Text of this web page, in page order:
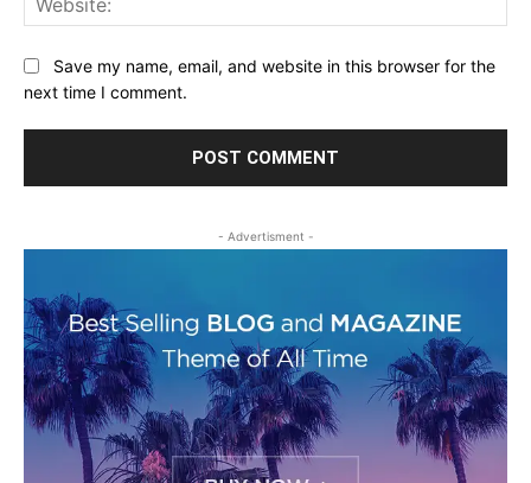
Save my name, email, and website in this browser for the
next time I comment.
- Advertisment -